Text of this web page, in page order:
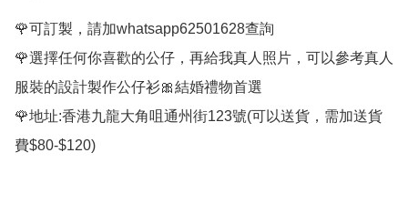
🌹可訂製，請加whatsapp62501628查詢
🌹選擇任何你喜歡的公仔，再給我真人照片，可以參考真人
服裝的設計製作公仔衫🎀結婚禮物首選
🌹地址:香港九龍大角咀通州街123號(可以送貨，需加送貨